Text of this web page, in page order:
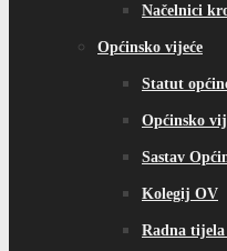
Načelnici
Općinsko vijeće
Statut
Općinsko
Sastav
Kolegij OV
Radna